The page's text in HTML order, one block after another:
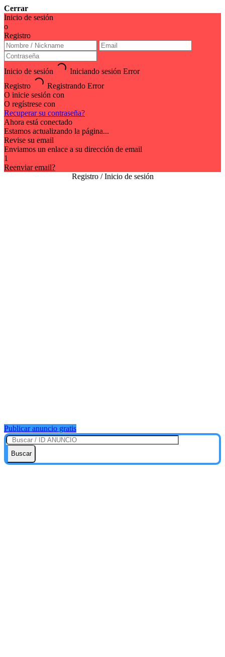
Cerrar
Inicio de sesión
o
Registro
Inicio de sesión Iniciando sesión Error
Registro
Registrando Error
O inicie sesión con
O regístrese con
Recuperar su contraseña?
Ahora está conectado
Estamos actualizando la página...
Revise su email
Enviamos un enlace a su dirección de email
1
Reenviar email?
Registro / Inicio de sesión
Publicar anuncio gratis
Buscar